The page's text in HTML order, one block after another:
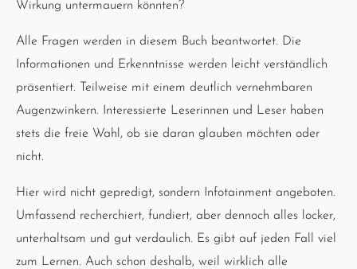
Wirkung untermauern könnten?
Alle Fragen werden in diesem Buch beantwortet. Die
Informationen und Erkenntnisse werden leicht verständlich
präsentiert. Teilweise mit einem deutlich vernehmbaren
Augenzwinkern. Interessierte Leserinnen und Leser haben
stets die freie Wahl, ob sie daran glauben möchten oder
nicht.
Hier wird nicht gepredigt, sondern Infotainment angeboten.
Umfassend recherchiert, fundiert, aber dennoch alles locker,
unterhaltsam und gut verdaulich. Es gibt auf jeden Fall viel
zum Lernen. Auch schon deshalb, weil wirklich alle